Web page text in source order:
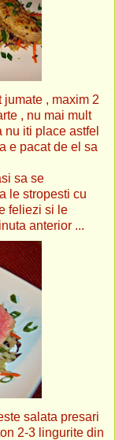
, maxim 2
, nu mai mult
iti place astfel
e pacat de el sa
sa se
le stropesti cu
feliezi si le
anterior ...
salata presari
2-3 lingurite din